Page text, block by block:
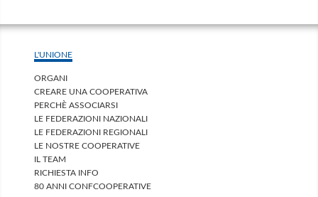
L'UNIONE
ORGANI
CREARE UNA COOPERATIVA
PERCHÈ ASSOCIARSI
LE FEDERAZIONI NAZIONALI
LE FEDERAZIONI REGIONALI
LE NOSTRE COOPERATIVE
IL TEAM
RICHIESTA INFO
80 ANNI CONFCOOPERATIVE